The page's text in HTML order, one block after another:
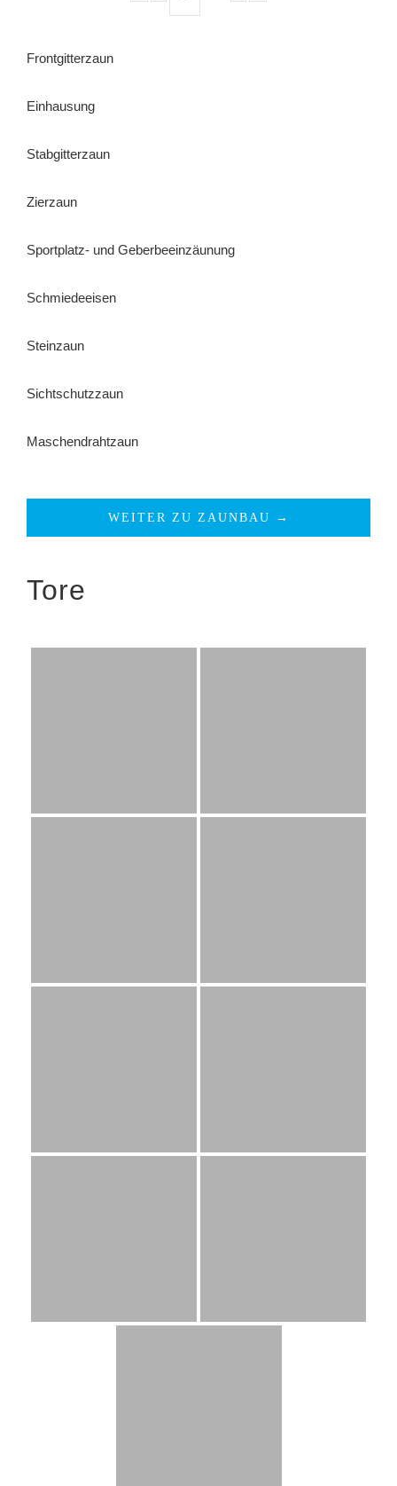
Frontgitterzaun
Einhausung
Stabgitterzaun
Zierzaun
Sportplatz- und Geberbeeinzäunung
Schmiedeeisen
Steinzaun
Sichtschutzzaun
Maschendrahtzaun
WEITER ZU ZAUNBAU →
Tore